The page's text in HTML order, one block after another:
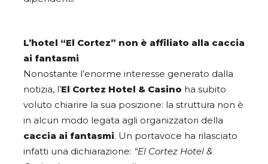
L’hotel “El Cortez” non è affiliato alla caccia
ai fantasmi
Nonostante l’enorme interesse generato dalla
notizia, l’El Cortez Hotel & Casino ha subito
voluto chiarire la sua posizione: la struttura non è
in alcun modo legata agli organizzatori della
caccia ai fantasmi. Un portavoce ha rilasciato
infatti una dichiarazione: “El Cortez Hotel &